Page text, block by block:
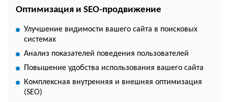
Оптимизация и SEO-продвижение
Улучшение видимости вашего сайта в поисковых
системах
Анализ показателей поведения пользователей
Повышение удобства использования вашего сайта
Комплексная внутренняя и внешняя оптимизация
(SEO)